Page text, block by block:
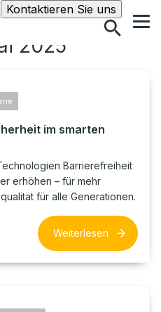
Kontaktieren Sie unsSuche
2025
im smarten
Barrierefreiheit
erhöhen – für mehr
für alle Generationen.
Weiterlesen